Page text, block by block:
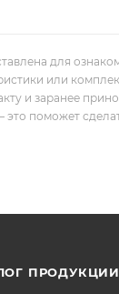
для
или
и заранее
поможет
ПРОДУКЦИИ